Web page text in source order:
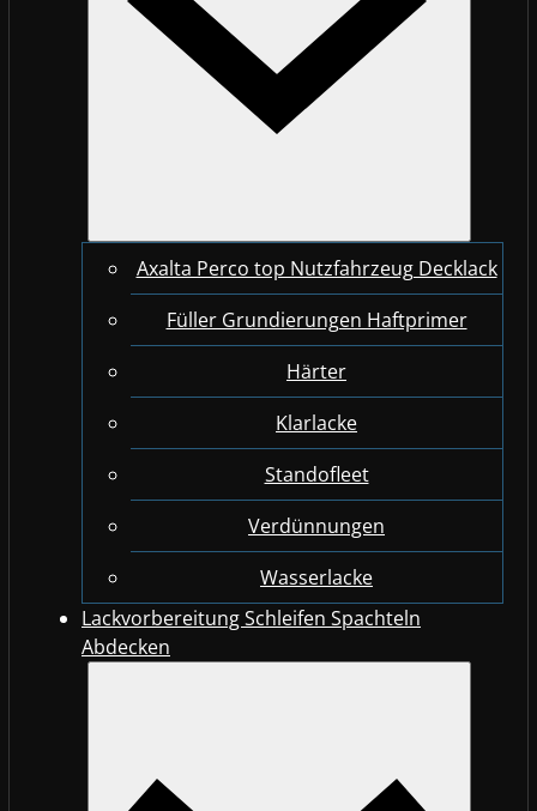
Axalta Perco top Nutzfahrzeug Decklack
Füller Grundierungen Haftprimer
Härter
Klarlacke
Standofleet
Verdünnungen
Wasserlacke
Lackvorbereitung Schleifen Spachteln
Abdecken